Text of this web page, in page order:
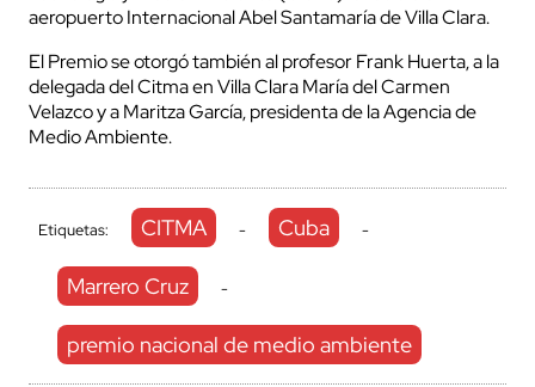
aeropuerto Internacional Abel Santamaría de Villa Clara.
El Premio se otorgó también al profesor Frank Huerta, a la
delegada del Citma en Villa Clara María del Carmen
Velazco y a Maritza García, presidenta de la Agencia de
Medio Ambiente.
Etiquetas: CITMA - Cuba -
Marrero Cruz -
premio nacional de medio ambiente